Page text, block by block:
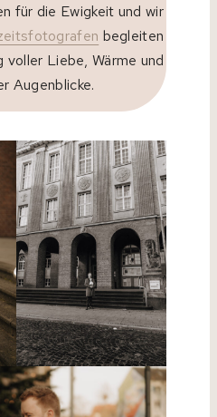
für die Ewigkeit und wir
begleiten
voller Liebe, Wärme und
Augenblicke.